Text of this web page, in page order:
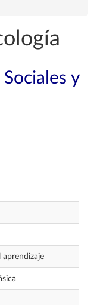
y
aprendizaje